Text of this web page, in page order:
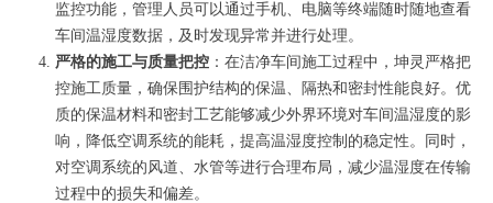
监控功能，管理人员可以通过手机、电脑等终端随时随地查看
车间温湿度数据，及时发现异常并进行处理。
严格的施工与质量把控 ：在洁净车间施工过程中，坤灵严格把
控施工质量，确保围护结构的保温、隔热和密封性能良好。优
质的保温材料和密封工艺能够减少外界环境对车间温湿度的影
响，降低空调系统的能耗，提高温湿度控制的稳定性。同时，
对空调系统的风道、水管等进行合理布局，减少温湿度在传输
过程中的损失和偏差。